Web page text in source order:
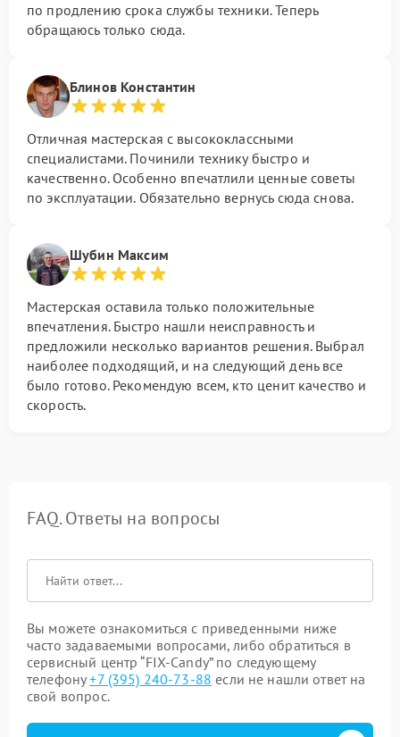
по продлению срока службы техники. Теперь
обращаюсь только сюда.
Блинов Константин
Отличная мастерская с высококлассными
специалистами. Починили технику быстро и
качественно. Особенно впечатлили ценные советы
по эксплуатации. Обязательно вернусь сюда снова.
Шубин Максим
Мастерская оставила только положительные
впечатления. Быстро нашли неисправность и
предложили несколько вариантов решения. Выбрал
наиболее подходящий, и на следующий день все
было готово. Рекомендую всем, кто ценит качество и
скорость.
FAQ. Ответы на вопросы
Вы можете ознакомиться с приведенными ниже
часто задаваемыми вопросами, либо обратиться в
сервисный центр “FIX-Candy” по следующему
телефону+7 (395) 240-73-88 если не нашли ответ на
свой вопрос.